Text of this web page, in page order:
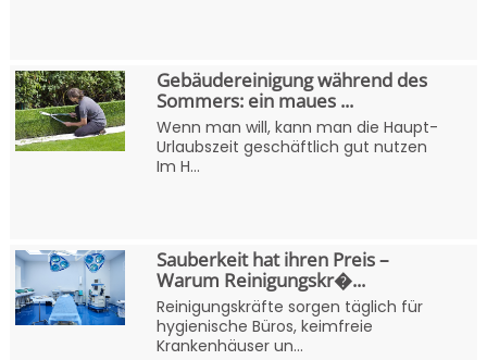
Gebäudereinigung während des
Sommers: ein maues ...
Wenn man will, kann man die Haupt-
Urlaubszeit geschäftlich gut nutzen
Im H...
Sauberkeit hat ihren Preis –
Warum Reinigungskr�...
Reinigungskräfte sorgen täglich für
hygienische Büros, keimfreie
Krankenhäuser un...